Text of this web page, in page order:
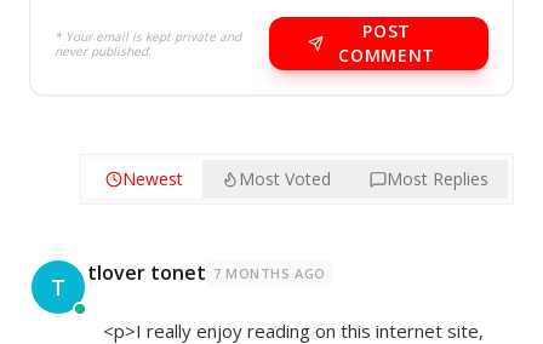
* Your email is kept private and
never published.
POST
COMMENT
Newest Most Voted Most Replies
T tlover tonet 7 MONTHS AGO
<p>I really enjoy reading on this internet site,